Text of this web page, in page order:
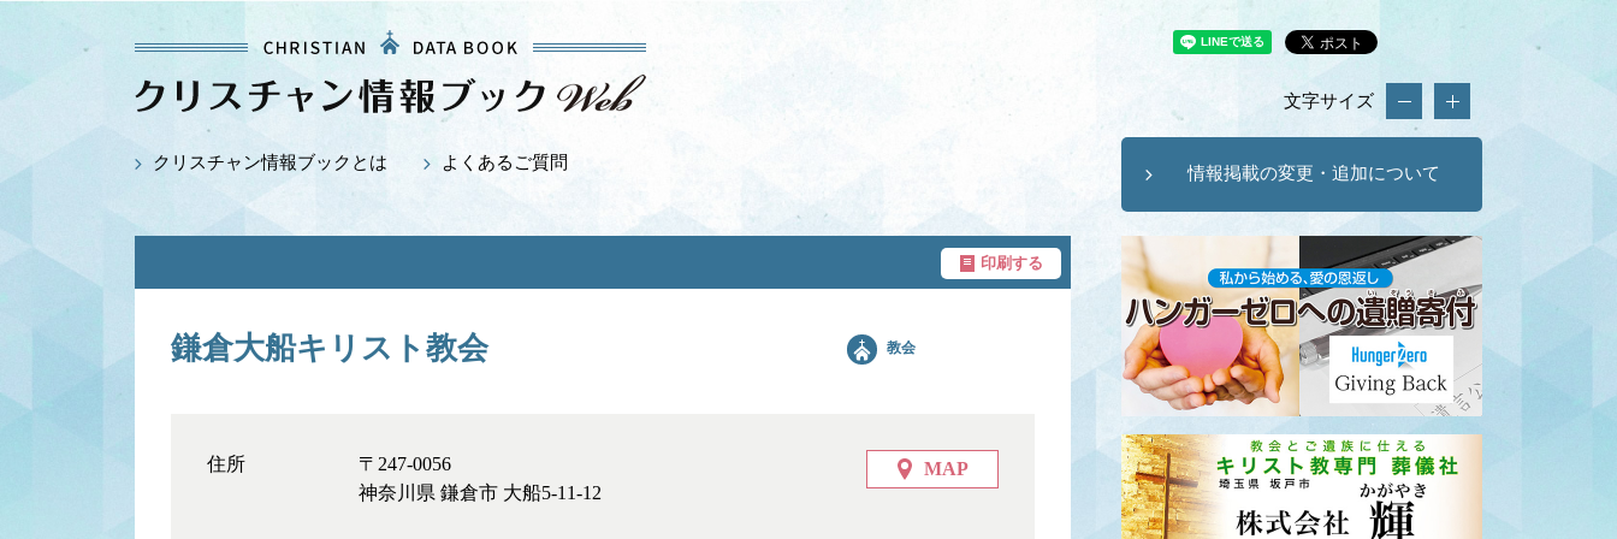
文字サイズ
情報掲載の変更・追加について
クリスチャン情報ブックとは よくあるご質問
印刷する
教会
鎌倉大船キリスト教会
住所 MAP
〒247-0056
神奈川県 鎌倉市 大船5-11-12